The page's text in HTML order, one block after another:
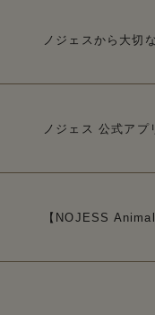
ノジェスから大切
ノジェス 公式アプ
【NOJESS